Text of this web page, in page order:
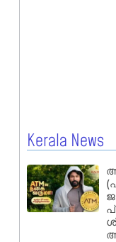
Kerala News